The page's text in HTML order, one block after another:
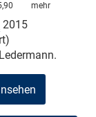
mehr
2015